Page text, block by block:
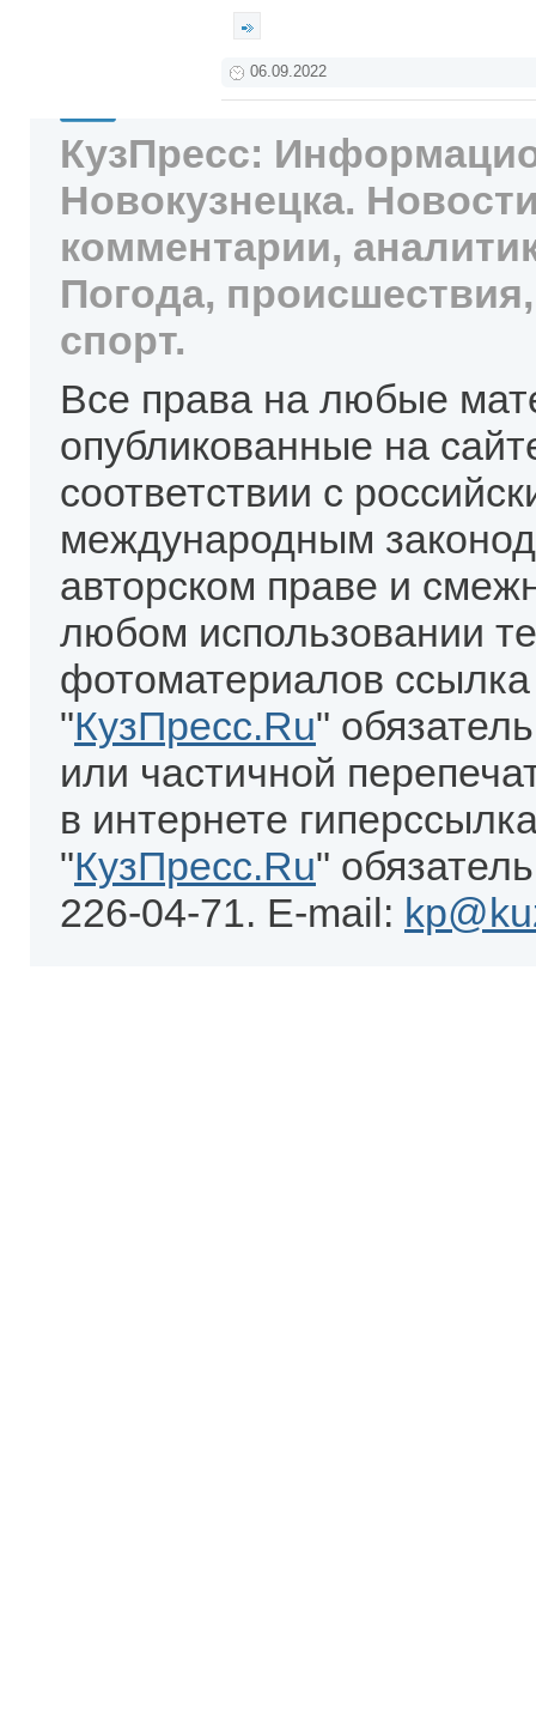
06.09.2022
КузПресс:
Новокузнецка.
комментарии,
Погода,
спорт.
Все права на любые
опубликованные на
соответствии с
международным
авторском праве и
любом использовании
фотоматериалов
"КузПресс.Ru"
или частичной
в интернете
"КузПресс.Ru"
226-04-71. E-mail: